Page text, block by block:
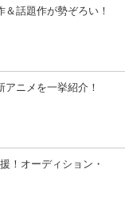
話題作が勢ぞろい！
アニメを一挙紹介！
！オーディション・